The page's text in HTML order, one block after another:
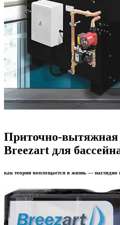
Приточно-вытяжная
Breezart для
как теория воплощается в жизнь — наглядно